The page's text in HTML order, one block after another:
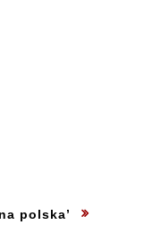
polska’